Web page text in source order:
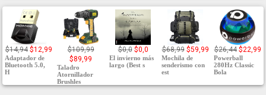
$14,94 $12,99
Adaptador de
Bluetooth 5.0,
H
$109,99
$89,99
Taladro
Atornillador
Brushles
$0,0 $0,0
El invierno más
largo (Best s
$68,99 $59,99
Mochila de
senderismo con
est
$26,44 $22,99
Powerball
280Hz Classic
Bola